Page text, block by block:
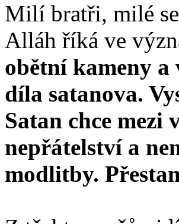
Milí bratři, milé
Alláh říká ve
obětní kameny a
díla satanova.
Satan chce
nepřátelství a
modlitby.